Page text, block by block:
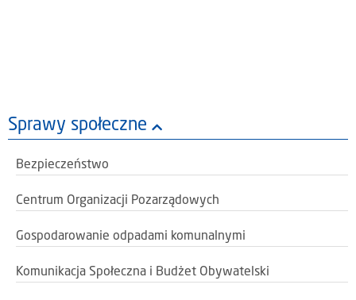
Sprawy społeczne
Bezpieczeństwo
Centrum Organizacji Pozarządowych
Gospodarowanie odpadami komunalnymi
Komunikacja Społeczna i Budżet Obywatelski